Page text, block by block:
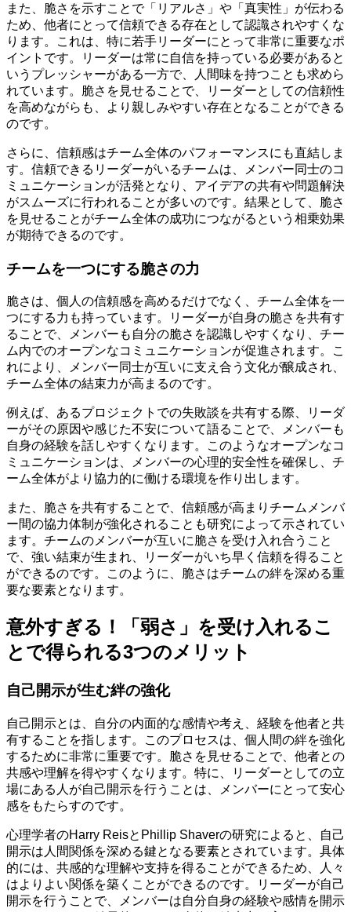
また、脆さを示すことで「リアルさ」や「真実性」が伝わる
ため、他者にとって信頼できる存在として認識されやすくな
ります。これは、特に若手リーダーにとって非常に重要なポ
イントです。リーダーは常に自信を持っている必要があると
いうプレッシャーがある一方で、人間味を持つことも求めら
れています。脆さを見せることで、リーダーとしての信頼性
を高めながらも、より親しみやすい存在となることができる
のです。
さらに、信頼感はチーム全体のパフォーマンスにも直結しま
す。信頼できるリーダーがいるチームは、メンバー同士のコ
ミュニケーションが活発となり、アイデアの共有や問題解決
がスムーズに行われることが多いのです。結果として、脆さ
を見せることがチーム全体の成功につながるという相乗効果
が期待できるのです。
チームを一つにする脆さの力
脆さは、個人の信頼感を高めるだけでなく、チーム全体を一
つにする力も持っています。リーダーが自身の脆さを共有す
ることで、メンバーも自分の脆さを認識しやすくなり、チー
ム内でのオープンなコミュニケーションが促進されます。こ
れにより、メンバー同士が互いに支え合う文化が醸成され、
チーム全体の結束力が高まるのです。
例えば、あるプロジェクトでの失敗談を共有する際、リーダ
ーがその原因や感じた不安について語ることで、メンバーも
自身の経験を話しやすくなります。このようなオープンなコ
ミュニケーションは、メンバーの心理的安全性を確保し、チ
ーム全体がより協力的に働ける環境を作り出します。
また、脆さを共有することで、信頼感が高まりチームメンバ
ー間の協力体制が強化されることも研究によって示されてい
ます。チームのメンバーが互いに脆さを受け入れ合うこと
で、強い結束が生まれ、リーダーがいち早く信頼を得ること
ができるのです。このように、脆さはチームの絆を深める重
要な要素となります。
意外すぎる！「弱さ」を受け入れるこ
とで得られる3つのメリット
自己開示が生む絆の強化
自己開示とは、自分の内面的な感情や考え、経験を他者と共
有することを指します。このプロセスは、個人間の絆を強化
するために非常に重要です。脆さを見せることで、他者との
共感や理解を得やすくなります。特に、リーダーとしての立
場にある人が自己開示を行うことは、メンバーにとって安心
感をもたらすのです。
心理学者のHarry ReisとPhillip Shaverの研究によると、自己
開示は人間関係を深める鍵となる要素とされています。具体
的には、共感的な理解や支持を得ることができるため、人々
はよりよい関係を築くことができるのです。リーダーが自己
開示を行うことで、メンバーは自分自身の経験や感情を開示